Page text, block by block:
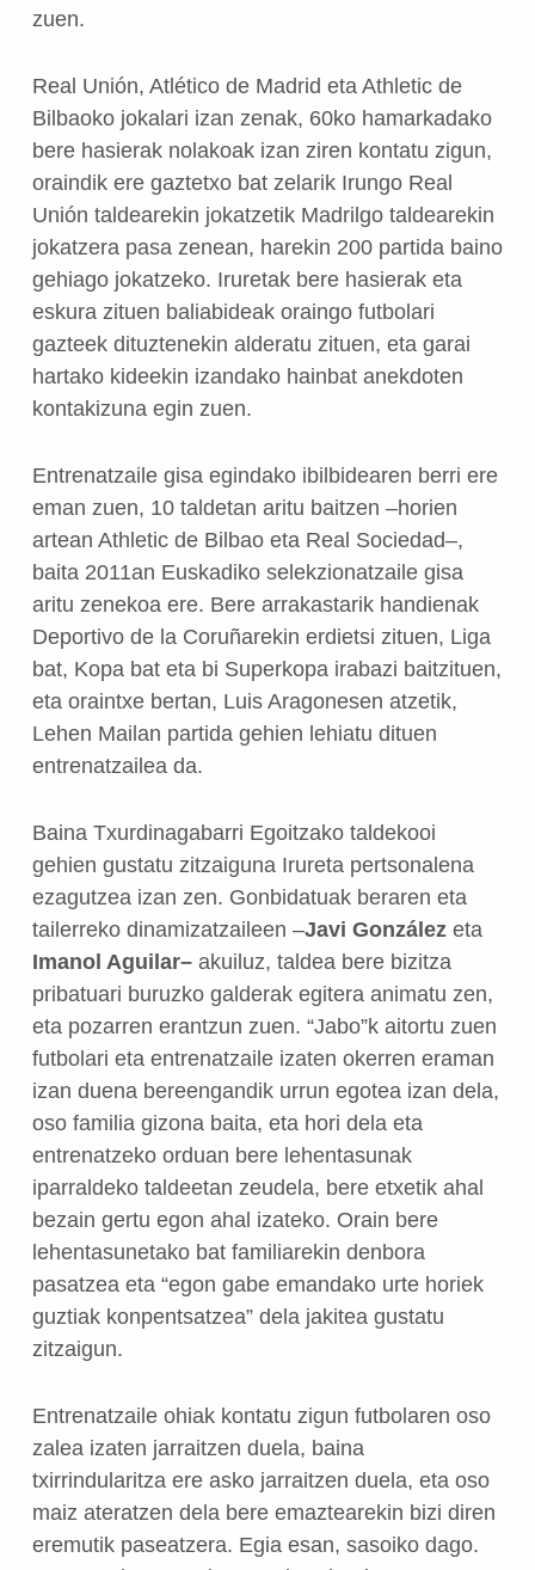
zuen.
Real Unión, Atlético de Madrid eta Athletic de
Bilbaoko jokalari izan zenak, 60ko hamarkadako
bere hasierak nolakoak izan ziren kontatu zigun,
oraindik ere gaztetxo bat zelarik Irungo Real
Unión taldearekin jokatzetik Madrilgo taldearekin
jokatzera pasa zenean, harekin 200 partida baino
gehiago jokatzeko. Iruretak bere hasierak eta
eskura zituen baliabideak oraingo futbolari
gazteek dituztenekin alderatu zituen, eta garai
hartako kideekin izandako hainbat anekdoten
kontakizuna egin zuen.
Entrenatzaile gisa egindako ibilbidearen berri ere
eman zuen, 10 taldetan aritu baitzen –horien
artean Athletic de Bilbao eta Real Sociedad–,
baita 2011an Euskadiko selekzionatzaile gisa
aritu zenekoa ere. Bere arrakastarik handienak
Deportivo de la Coruñarekin erdietsi zituen, Liga
bat, Kopa bat eta bi Superkopa irabazi baitzituen,
eta oraintxe bertan, Luis Aragonesen atzetik,
Lehen Mailan partida gehien lehiatu dituen
entrenatzailea da.
Baina Txurdinagabarri Egoitzako taldekooi
gehien gustatu zitzaiguna Irureta pertsonalena
ezagutzea izan zen. Gonbidatuak beraren eta
tailerreko dinamizatzaileen –Javi Gonzálezeta
Imanol Aguilar–akuiluz, taldea bere bizitza
pribatuari buruzko galderak egitera animatu zen,
eta pozarren erantzun zuen. “Jabo”k aitortu zuen
futbolari eta entrenatzaile izaten okerren eraman
izan duena bereengandik urrun egotea izan dela,
oso familia gizona baita, eta hori dela eta
entrenatzeko orduan bere lehentasunak
iparraldeko taldeetan zeudela, bere etxetik ahal
bezain gertu egon ahal izateko. Orain bere
lehentasunetako bat familiarekin denbora
pasatzea eta “egon gabe emandako urte horiek
guztiak konpentsatzea” dela jakitea gustatu
zitzaigun.
Entrenatzaile ohiak kontatu zigun futbolaren oso
zalea izaten jarraitzen duela, baina
txirrindularitza ere asko jarraitzen duela, eta oso
maiz ateratzen dela bere emaztearekin bizi diren
eremutik paseatzera. Egia esan, sasoiko dago.